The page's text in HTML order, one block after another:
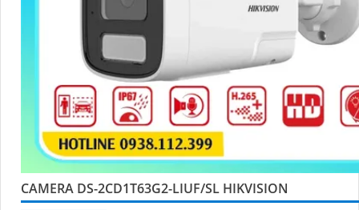
CAMERA DS-2CD1T63G2-LIUF/SL HIKVISION